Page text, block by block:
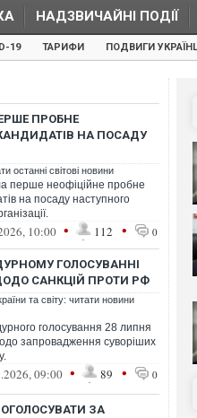
НАДЗВИЧАЙНІ ПОДІЇ
19 ТАРИФИ ПОДВИГИ
ПРОБНЕ
НА ПОСАДУ
останні світові новини
перше неофіційне пробне
на посаду наступного
10:00 • 112 • 0
ГОЛОСУВАННІ
САНКЦІЙ ПРОТИ РФ
та світу: читати новини
голосування 28 липня
запровадження суворіших
09:00 • 89 • 0
ЗА